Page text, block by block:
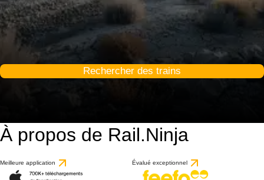
Rechercher des trains
À propos de Rail.Ninja
Meilleure application Évalué exceptionnel